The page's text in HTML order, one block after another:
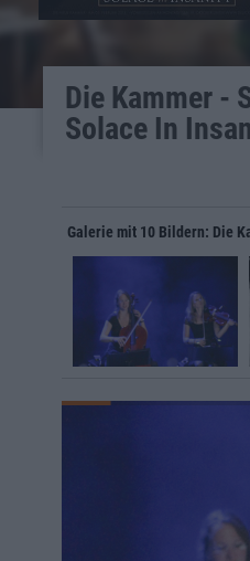
Die Kammer -
Solace In
Galerie mit 10 Bildern: Die